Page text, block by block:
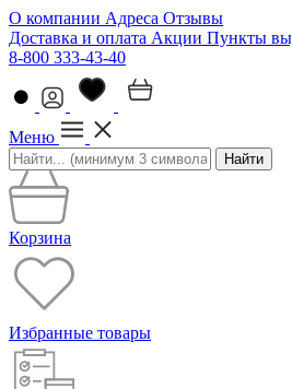
О компании Адреса Отзывы
Доставка и оплата Акции Пункты
8-800 333-43-40
Меню
Найти
Корзина
Избранные товары